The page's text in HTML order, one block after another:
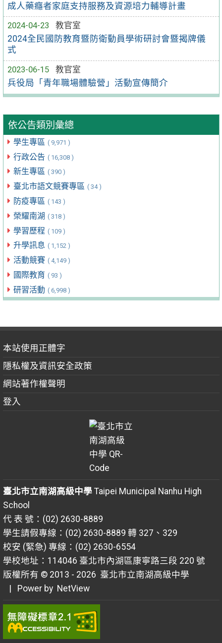
成人藥癮者家庭支持服務及資源培力輔導計畫
2024-04-23
教官室
2024全民國防教育暨防衛動員學術研討會暨揭牌儀
式
2023-06-15
教官室
兵役局「青年職場體驗營」活動宣傳簡介
依公告類別彙總
學生專區 ( 9,971 )
行政公告 ( 16,308 )
新生專區 ( 390 )
臺北市語文競賽專區 ( 34 )
防疫專區 ( 143 )
榮耀南湖 ( 318 )
學習歷程 ( 109 )
升學訊息 ( 1,152 )
活動競賽 ( 4,149 )
國際教育 ( 93 )
研習活動 ( 6,998 )
本站使用正體字
隱私權及資訊安全政策
網站著作權聲明
登入
臺北市立南湖高級中學Taipei Municipal Nanhu High
School
代 表 號：(02) 2630-8889
學生請假專線：(02) 2630-8889 轉 327、329
校安 (緊急) 專線：(02) 2630-6554
學校地址：114046 臺北市內湖區康寧路三段 220 號
版權所有 © 2013 - 2026 臺北市立南湖高級中學
| Power by NetView